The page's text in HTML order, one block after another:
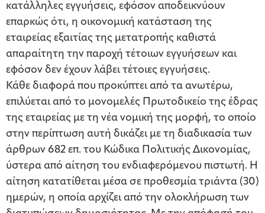
κατάλληλες εγγυήσεις, εφόσον αποδεικνύουν
επαρκώς ότι, η οικονομική κατάσταση της
εταιρείας εξαιτίας της μετατροπής καθιστά
απαραίτητη την παροχή τέτοιων εγγυήσεων και
εφόσον δεν έχουν λάβει τέτοιες εγγυήσεις.
Κάθε διαφορά που προκύπτει από τα ανωτέρω,
επιλύεται από το μονομελές Πρωτοδικείο της έδρας
της εταιρείας με τη νέα νομική της μορφή, το οποίο
στην περίπτωση αυτή δικάζει με τη διαδικασία των
άρθρων 682 επ. του Κώδικα Πολιτικής Δικονομίας,
ύστερα από αίτηση του ενδιαφερόμενου πιστωτή. Η
αίτηση κατατίθεται μέσα σε προθεσμία τριάντα (30)
ημερών, η οποία αρχίζει από την ολοκλήρωση των